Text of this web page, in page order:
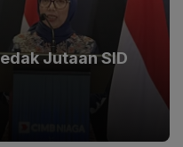
Jutaan SID